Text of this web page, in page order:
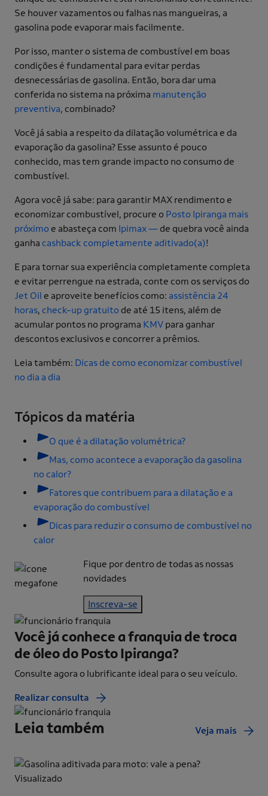
Se houver vazamentos ou falhas nas mangueiras, a
gasolina pode evaporar mais facilmente.
Por isso, manter o sistema de combustível em boas
condições é fundamental para evitar perdas
desnecessárias de gasolina. Então, bora dar uma
conferida no sistema na próxima manutenção
preventiva, combinado?
Você já sabia a respeito da dilatação volumétrica e da
evaporação da gasolina? Esse assunto é pouco
conhecido, mas tem grande impacto no consumo de
combustível.
Agora você já sabe: para garantir MAX rendimento e
economizar combustível, procure o Posto Ipiranga mais
próximoe abasteça com Ipimax —de quebra você ainda
ganha cashback completamente aditivado(a)!
E para tornar sua experiência completamente completa
e evitar perrengue na estrada, conte com os serviços do
Jet Oil e aproveite benefícios como: assistência 24
horas, check-up gratuitode até 15 itens, além de
acumular pontos no programa KMV para ganhar
descontos exclusivos e concorrer a prêmios.
Leia também: Dicas de como economizar combustível
no dia a dia
Tópicos da matéria
O que é a dilatação volumétrica?
Mas, como acontece a evaporação da gasolina
no calor?
Fatores que contribuem para a dilatação e a
evaporação do combustível
Dicas para reduzir o consumo de combustível no
calor
Fique por dentro de todas as nossas
novidades
Inscreva-se
Você já conhece a franquia detroca
de óleo do Posto Ipiranga?
Consulte agora o lubrificante ideal para o seu veículo.
Realizar consulta
Leia também Veja mais
Visualizado